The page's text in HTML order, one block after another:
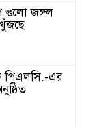
গুলো জঙ্গল
পিএলসি.-এর